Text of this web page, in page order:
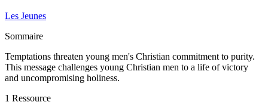
Les Jeunes
Sommaire
Temptations threaten young men's Christian commitment to purity.
This message challenges young Christian men to a life of victory
and uncompromising holiness.
1 Ressource